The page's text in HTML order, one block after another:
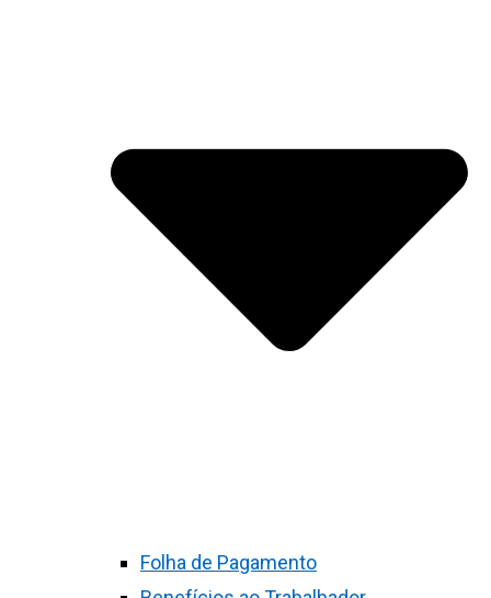
Folha de Pagamento